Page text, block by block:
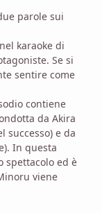
parole sui
karaoke di
Se si
sentire come
contiene
da Akira
successo) e da
In questa
spettacolo ed è
viene